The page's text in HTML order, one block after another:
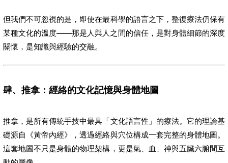
但我們不可忽視的是，即使在最科學的語言之下，整復療法仍保有
某種文化的溫度——那是人與人之間的信任，是對身體細節的深度
關懷，是知識與經驗的交融。
肆、推拿：經絡的文化記憶與身體地圖
推拿，是所有傳統手技中最具「文化語言性」的療法。它的理論基
礎源自《黃帝內經》，透過經絡與穴位構成一套完整的身體地圖。
這套地圖不只是身體的物理架構，更是氣、血、神與五臟六腑間互